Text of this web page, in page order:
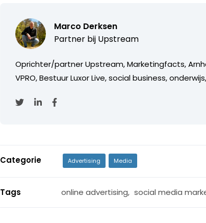
Marco Derksen
Partner bij Upstream
Oprichter/partner Upstream, Marketingfacts,
VPRO, Bestuur Luxor Live, social business,
Categorie Advertising Media
Tags online advertising, social media